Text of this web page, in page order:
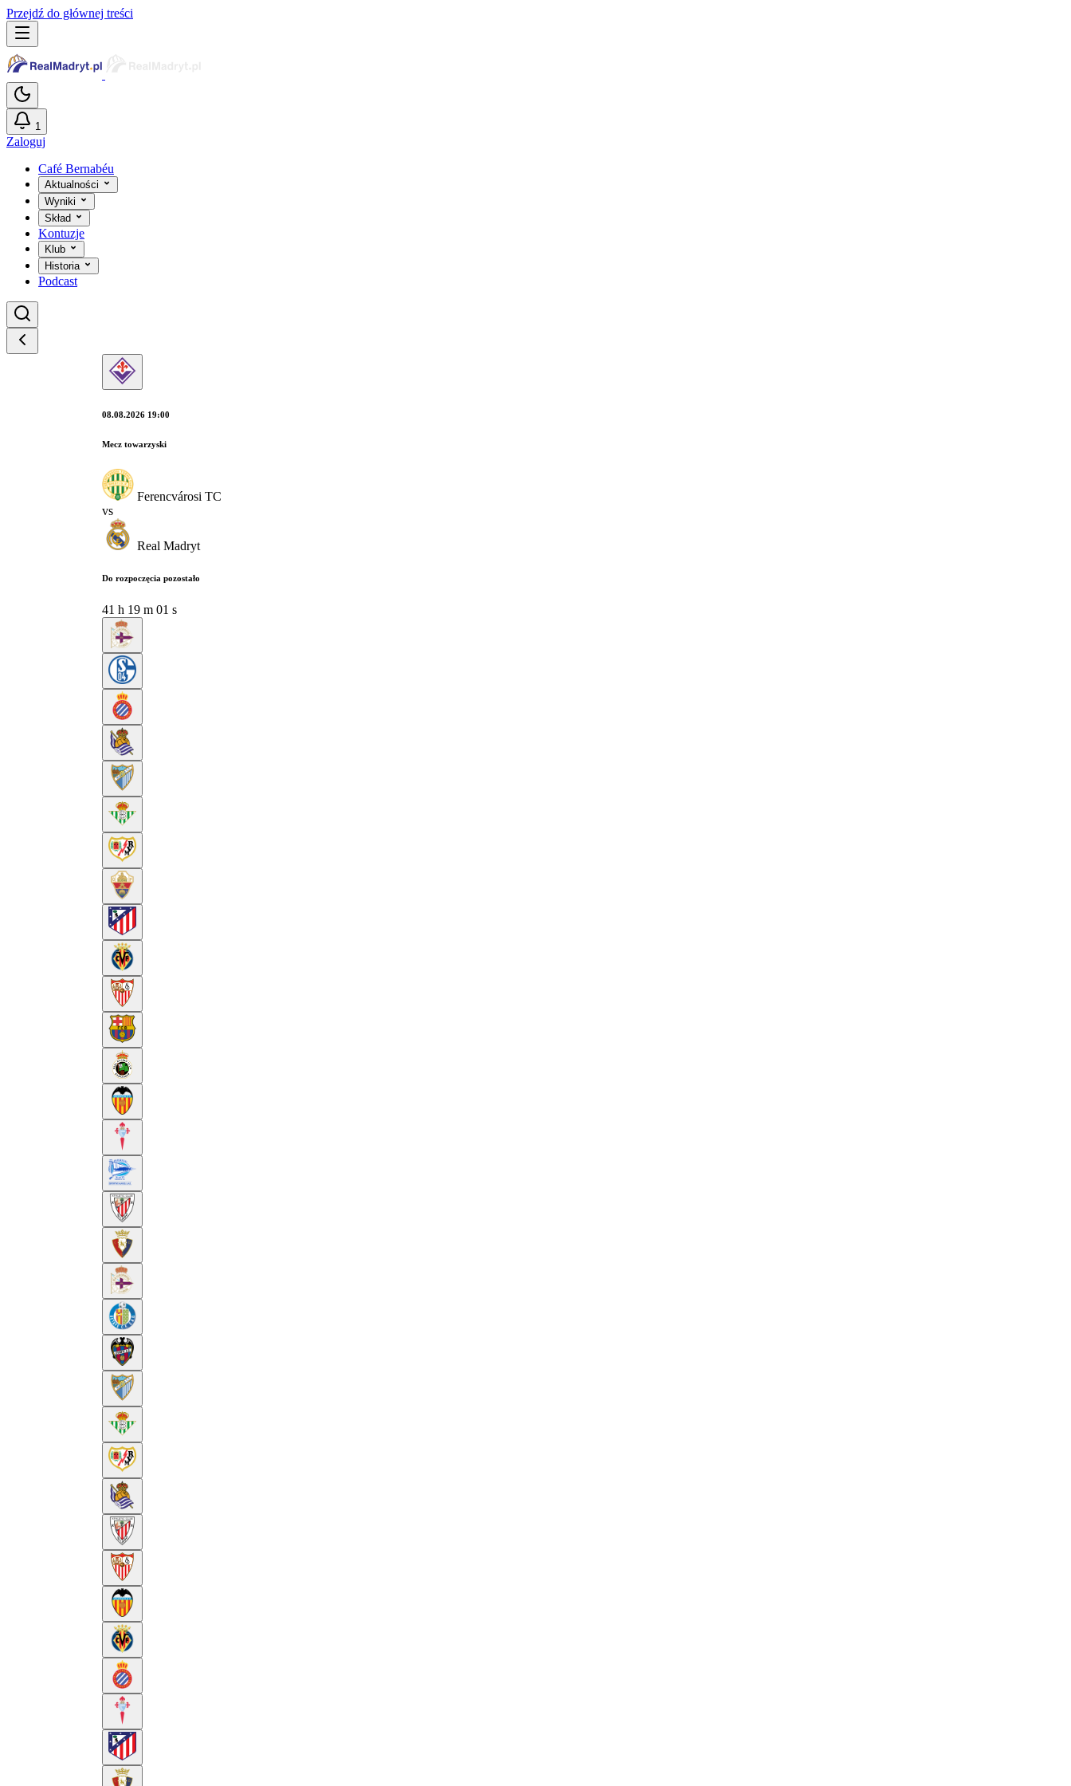
Przejdź do głównej treści
1
Zaloguj
Café Bernabéu
Aktualności
Wyniki
Skład
Kontuzje
Klub
Historia
Podcast
08.08.2026 19:00
Mecz towarzyski
Ferencvárosi TC
vs
Real Madryt
Do rozpoczęcia pozostało
41 h 19 m 00 s